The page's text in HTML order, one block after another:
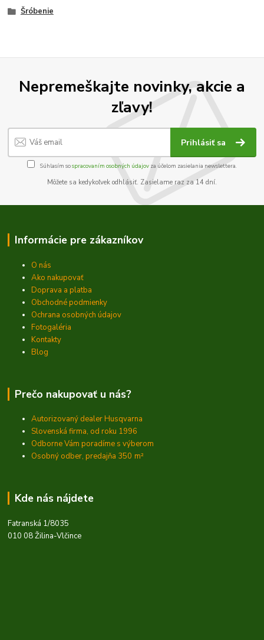
Šróbenie
Nepremeškajte novinky, akcie a
zľavy!
Prihlásiť sa
Súhlasím sospracovaním osobných údajov za účelom zasielania newslettera.
Môžete sa kedykoľvek odhlásiť. Zasielame raz za 14 dní.
Informácie pre zákazníkov
O nás
Ako nakupovať
Doprava a platba
Obchodné podmienky
Ochrana osobných údajov
Fotogaléria
Kontakty
Blog
Prečo nakupovať u nás?
Autorizovaný dealer Husqvarna
Slovenská firma, od roku 1996
Odborne Vám poradíme s výberom
Osobný odber, predajňa 350 m²
Kde nás nájdete
Fatranská 1/8035
010 08 Žilina-Vlčince